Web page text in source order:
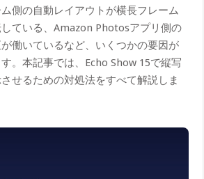
側の自動レイアウトが横長フレーム
ている、Amazon Photosアプリ側の
働いているなど、いくつかの要因が
。本記事では、Echo Show 15で縦写
せるための対処法をすべて解説しま